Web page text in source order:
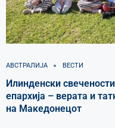
АВСТРАЛИЈА ВЕСТИ
Илинденски
епархија – верата и
на Македонецот